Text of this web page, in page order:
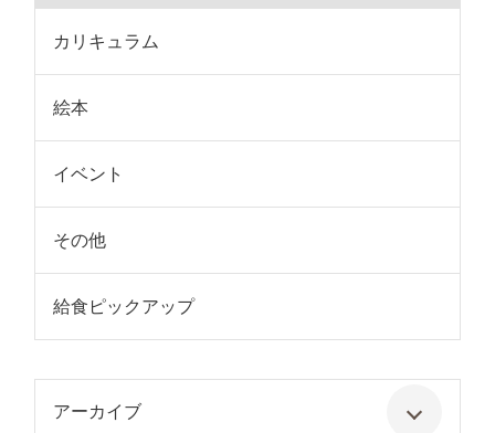
カリキュラム
絵本
イベント
その他
給食ピックアップ
アーカイブ